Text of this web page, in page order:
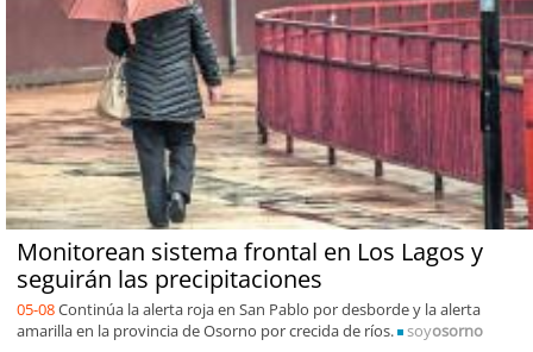
Monitorean sistema frontal en Los Lagos y
seguirán las precipitaciones
05-08Continúa la alerta roja en San Pablo por desborde y la alerta
amarilla en la provincia de Osorno por crecida de ríos.
soyosorno